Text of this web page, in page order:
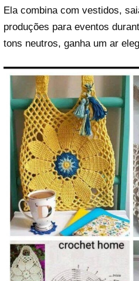
Ela combina com vestidos,
produções para eventos
tons neutros, ganha um ar